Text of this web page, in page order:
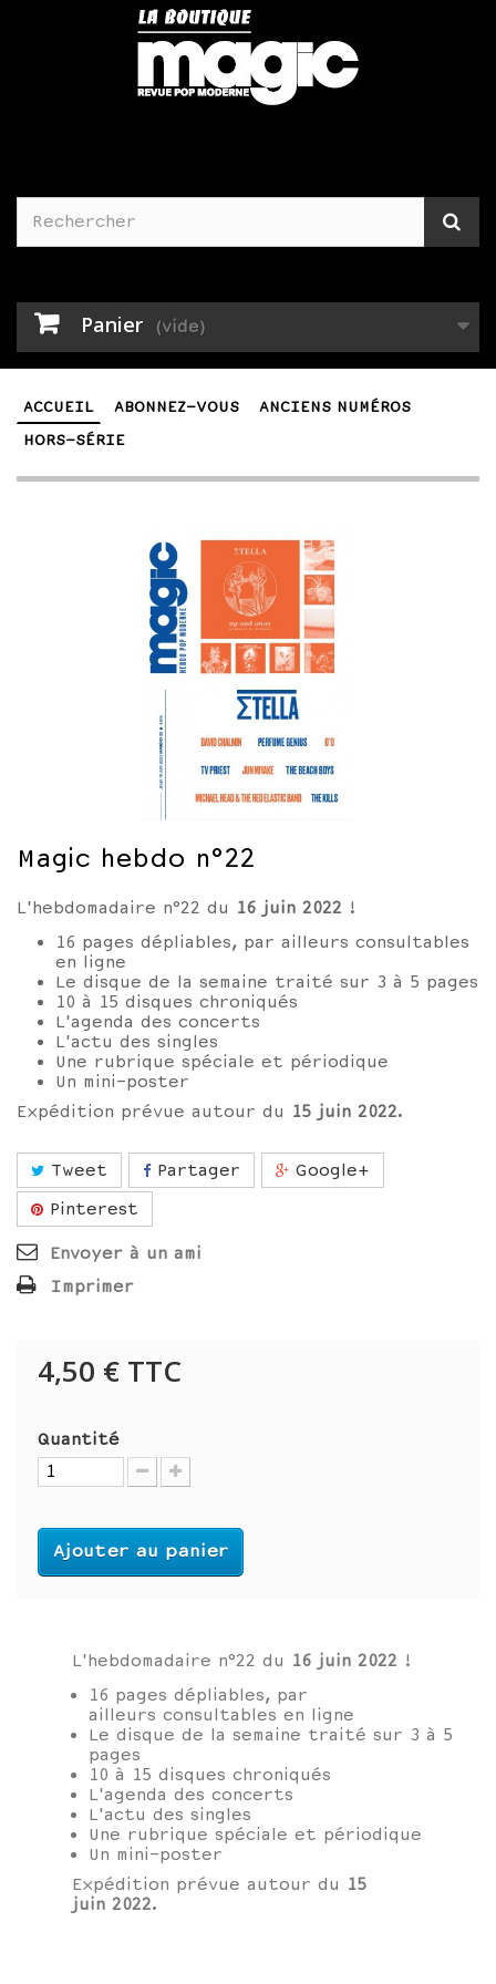
Panier (vide)
ACCUEIL ABONNEZ-VOUS
ANCIENS NUMÉROS
HORS-SÉRIE
Magic hebdo n°22
L'hebdomadaire n°22 du 16 juin 2022 !
16 pages dépliables, par ailleurs consultables
en ligne
Le disque de la semaine traité sur 3 à 5 pages
10 à 15 disques chroniqués
L'agenda des concerts
L'actu des singles
Une rubrique spéciale et périodique
Un mini-poster
Expédition prévue autour du 15 juin 2022.
Tweet Partager
Google+
Pinterest
Envoyer à un ami
Imprimer
4,50 € TTC
Quantité
Ajouter au panier
L'hebdomadaire n°22 du 16 juin 2022 !
16 pages dépliables, par
ailleurs consultables en ligne
Le disque de la semaine traité sur 3 à 5
pages
10 à 15 disques chroniqués
L'agenda des concerts
L'actu des singles
Une rubrique spéciale et périodique
Un mini-poster
Expédition prévue autour du 15
juin 2022.